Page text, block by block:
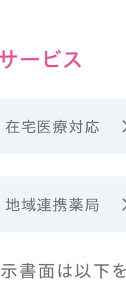
ービス
在宅医療対応
地域連携薬局
面は以下を